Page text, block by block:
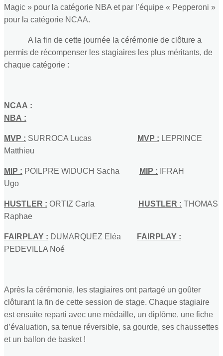
Magic » pour la catégorie NBA et par l’équipe « Pepperoni »
pour la catégorie NCAA.
A la fin de cette journée la cérémonie de clôture a
permis de récompenser les stagiaires les plus méritants, de
chaque catégorie :
NCAA :
NBA :
MVP : SURROCA Lucas MVP : LEPRINCE
Matthieu
MIP : POILPRE WIDUCH Sacha MIP : IFRAH
Ugo
HUSTLER : ORTIZ Carla HUSTLER : THOMAS
Raphae
FAIRPLAY : DUMARQUEZ Eléa
FAIRPLAY :
PEDEVILLA Noé
Après la cérémonie, les stagiaires ont partagé un goûter
clôturant la fin de cette session de stage. Chaque stagiaire
est ensuite reparti avec une médaille, un diplôme, une fiche
d’évaluation, sa tenue réversible, sa gourde, ses chaussettes
et un ballon de basket !